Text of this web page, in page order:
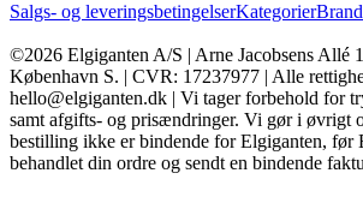
Salgs- og leveringsbetingelserKategorier
©2026 Elgiganten A/S | Arne Jacobsens Allé
København S. | CVR: 17237977 | Alle
hello@elgiganten.dk | Vi tager forbehold for
samt afgifts- og prisændringer. Vi gør i øvrigt
bestilling ikke er bindende for Elgiganten, før
behandlet din ordre og sendt en bindende